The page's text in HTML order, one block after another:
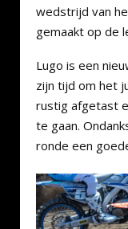
wedstrijd van
gemaakt op de
Lugo is een
zijn tijd om het
rustig afgetast
te gaan.
ronde een